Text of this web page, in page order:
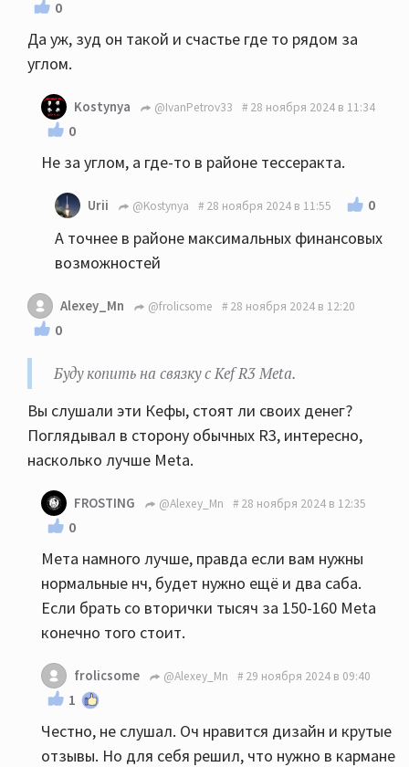
0
Да уж, зуд он такой и счастье где то рядом за
углом.
Kostynya @IvanPetrov33 28 ноября 2024 в 11:34
0
Не за углом, а где-то в районе тессеракта.
Urii @Kostynya 28 ноября 2024 в 11:55 0
А точнее в районе максимальных финансовых
возможностей
Alexey_Mn @frolicsome 28 ноября 2024 в 12:20
0
Буду копить на связку с Kef R3 Meta.
Вы слушали эти Кефы, стоят ли своих денег?
Поглядывал в сторону обычных R3, интересно,
насколько лучше Meta.
FROSTING @Alexey_Mn 28 ноября 2024 в 12:35
0
Мета намного лучше, правда если вам нужны
нормальные нч, будет нужно ещё и два саба.
Если брать со вторички тысяч за 150-160 Meta
конечно того стоит.
frolicsome @Alexey_Mn 29 ноября 2024 в 09:40
1
Честно, не слушал. Оч нравится дизайн и крутые
отзывы. Но для себя решил, что нужно в кармане